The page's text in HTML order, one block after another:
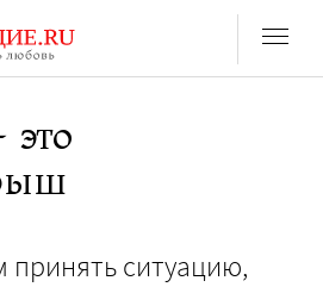
принять ситуацию,